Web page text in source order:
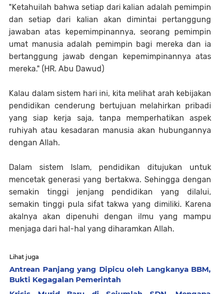
"Ketahuilah bahwa setiap dari kalian adalah pemimpin
dan setiap dari kalian akan dimintai pertanggung
jawaban atas kepemimpinannya, seorang pemimpin
umat manusia adalah pemimpin bagi mereka dan ia
bertanggung jawab dengan kepemimpinannya atas
mereka." (HR. Abu Dawud)
Kalau dalam sistem hari ini, kita melihat arah kebijakan
pendidikan cenderung bertujuan melahirkan pribadi
yang siap kerja saja, tanpa memperhatikan aspek
ruhiyah atau kesadaran manusia akan hubungannya
dengan Allah.
Dalam sistem Islam, pendidikan ditujukan untuk
mencetak generasi yang bertakwa. Sehingga dengan
semakin tinggi jenjang pendidikan yang dilalui,
semakin tinggi pula sifat takwa yang dimiliki. Karena
akalnya akan dipenuhi dengan ilmu yang mampu
menjaga dari hal-hal yang diharamkan Allah.
Lihat juga
Antrean Panjang yang Dipicu oleh Langkanya BBM,
Bukti Kegagalan Pemerintah